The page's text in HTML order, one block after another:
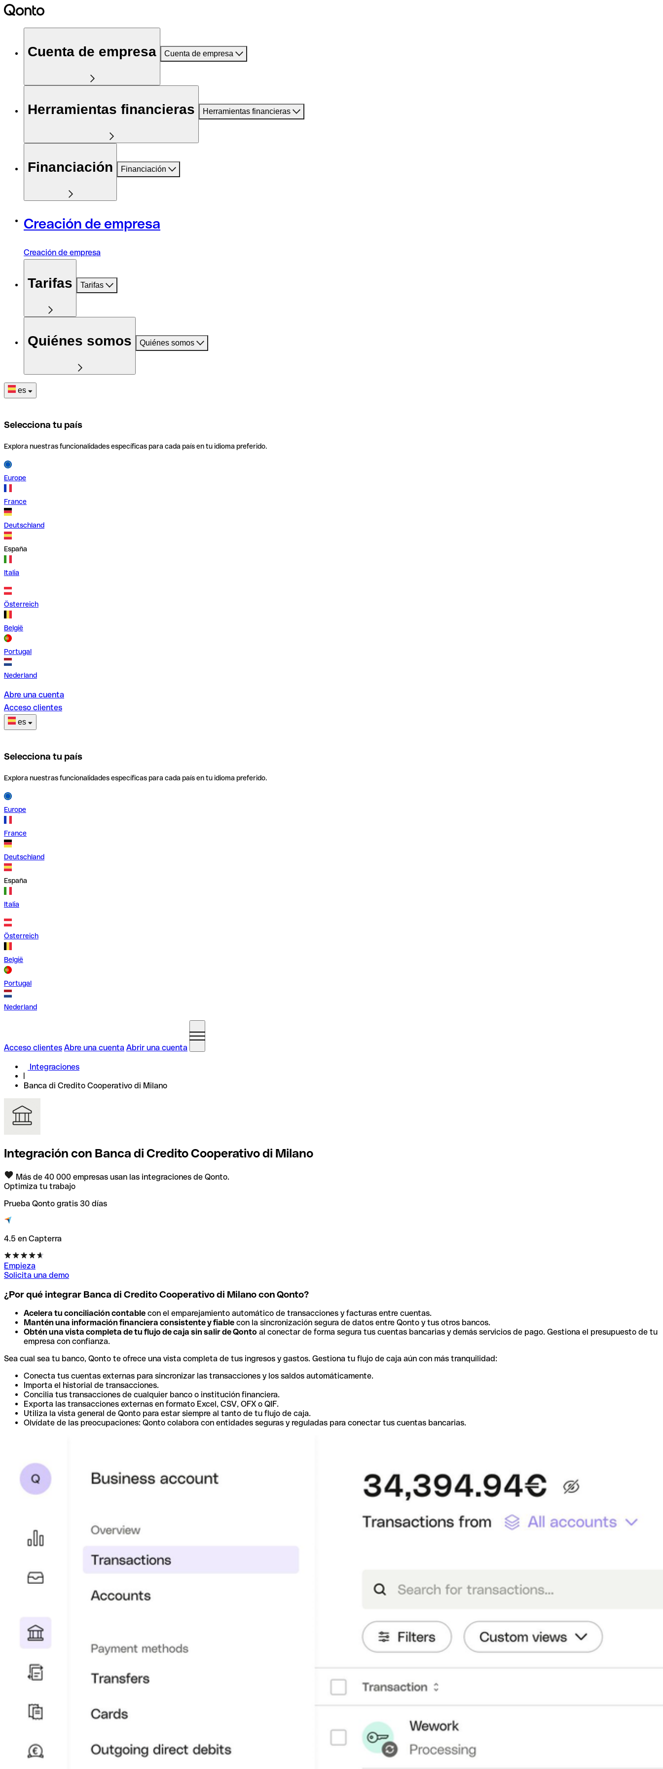
Cuenta de empresa Cuenta de empresa
Herramientas financieras Herramientas financieras
Financiación Financiación
Creación de empresa
Creación de empresa
Tarifas Tarifas
Quiénes somos Quiénes somos
es
Selecciona tu país
Explora nuestras funcionalidades específicas para cada país en tu idioma preferido.
Europe
France
Deutschland
España
Italia
Österreich
België
Portugal
Nederland
Abre una cuenta
Acceso clientes
es
Selecciona tu país
Explora nuestras funcionalidades específicas para cada país en tu idioma preferido.
Europe
France
Deutschland
España
Italia
Österreich
België
Portugal
Nederland
Acceso clientes Abre una cuenta Abrir una cuenta
Integraciones
Banca di Credito Cooperativo di Milano
Integración con Banca di Credito Cooperativo di Milano
Más de 40 000 empresas usan las integraciones de Qonto.
Optimiza tu trabajo
Prueba Qonto gratis 30 días
4.5 en Capterra
Empieza
Solicita una demo
¿Por qué integrar Banca di Credito Cooperativo di Milano con Qonto?
Acelera tu conciliación contable con el emparejamiento automático de transacciones y facturas entre cuentas.
Mantén una información financiera consistente y fiable con la sincronización segura de datos entre Qonto y tus otros bancos.
Obtén una vista completa de tu flujo de caja sin salir de Qonto al conectar de forma segura tus cuentas bancarias y demás servicios de pago. Gestiona el presupuesto de tu
empresa con confianza.
Sea cual sea tu banco, Qonto te ofrece una vista completa de tus ingresos y gastos. Gestiona tu flujo de caja aún con más tranquilidad:
Conecta tus cuentas externas para sincronizar las transacciones y los saldos automáticamente.
Importa el historial de transacciones.
Concilia tus transacciones de cualquier banco o institución financiera.
Exporta las transacciones externas en formato Excel, CSV, OFX o QIF.
Utiliza la vista general de Qonto para estar siempre al tanto de tu flujo de caja.
Olvídate de las preocupaciones: Qonto colabora con entidades seguras y reguladas para conectar tus cuentas bancarias.